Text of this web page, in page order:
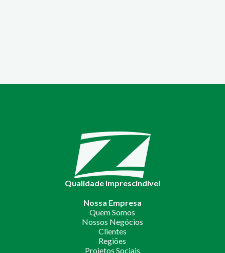
Qualidade Imprescindível
Nossa Empresa
Quem Somos
Nossos Negócios
Clientes
Regiões
Projetos Sociais